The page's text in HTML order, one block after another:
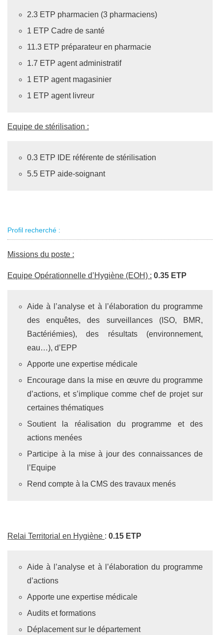
2.3 ETP pharmacien (3 pharmaciens)
1 ETP Cadre de santé
11.3 ETP préparateur en pharmacie
1.7 ETP agent administratif
1 ETP agent magasinier
1 ETP agent livreur
Equipe de stérilisation :
0.3 ETP IDE référente de stérilisation
5.5 ETP aide-soignant
Profil recherché :
Missions du poste :
Equipe Opérationnelle d’Hygiène (EOH) : 0.35 ETP
Aide à l’analyse et à l’élaboration du programme
des enquêtes, des surveillances (ISO, BMR,
Bactériémies), des résultats (environnement,
eau…), d’EPP
Apporte une expertise médicale
Encourage dans la mise en œuvre du programme
d’actions, et s’implique comme chef de projet sur
certaines thématiques
Soutient la réalisation du programme et des
actions menées
Participe à la mise à jour des connaissances de
l’Equipe
Rend compte à la CMS des travaux menés
Relai Territorial en Hygiène : 0.15 ETP
Aide à l’analyse et à l’élaboration du programme
d’actions
Apporte une expertise médicale
Audits et formations
Déplacement sur le département